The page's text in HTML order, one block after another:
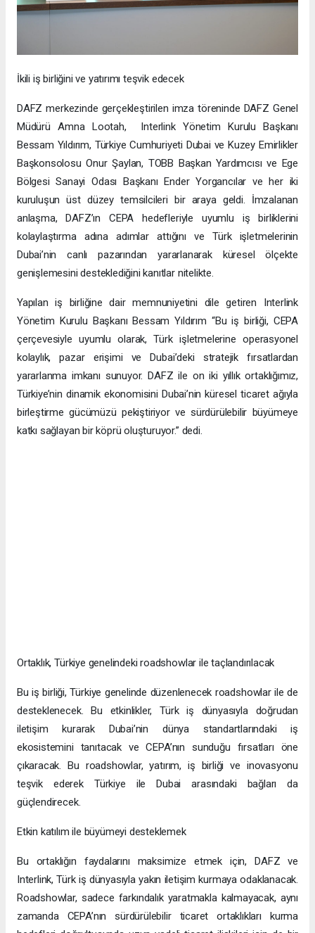
İkili iş birliğini ve yatırımı teşvik edecek
DAFZ merkezinde gerçekleştirilen imza töreninde DAFZ Genel
Müdürü Amna Lootah, Interlink Yönetim Kurulu Başkanı
Bessam Yıldırım, Türkiye Cumhuriyeti Dubai ve Kuzey Emirlikler
Başkonsolosu Onur Şaylan, TOBB Başkan Yardımcısı ve Ege
Bölgesi Sanayi Odası Başkanı Ender Yorgancılar ve her iki
kuruluşun üst düzey temsilcileri bir araya geldi. İmzalanan
anlaşma, DAFZ’ın CEPA hedefleriyle uyumlu iş birliklerini
kolaylaştırma adına adımlar attığını ve Türk işletmelerinin
Dubai’nin canlı pazarından yararlanarak küresel ölçekte
genişlemesini desteklediğini kanıtlar nitelikte.
Yapılan iş birliğine dair memnuniyetini dile getiren Interlink
Yönetim Kurulu Başkanı Bessam Yıldırım “Bu iş birliği, CEPA
çerçevesiyle uyumlu olarak, Türk işletmelerine operasyonel
kolaylık, pazar erişimi ve Dubai’deki stratejik fırsatlardan
yararlanma imkanı sunuyor. DAFZ ile on iki yıllık ortaklığımız,
Türkiye’nin dinamik ekonomisini Dubai’nin küresel ticaret ağıyla
birleştirme gücümüzü pekiştiriyor ve sürdürülebilir büyümeye
katkı sağlayan bir köprü oluşturuyor.” dedi.
Ortaklık, Türkiye genelindeki roadshowlar ile taçlandırılacak
Bu iş birliği, Türkiye genelinde düzenlenecek roadshowlar ile de
desteklenecek. Bu etkinlikler, Türk iş dünyasıyla doğrudan
iletişim kurarak Dubai’nin dünya standartlarındaki iş
ekosistemini tanıtacak ve CEPA’nın sunduğu fırsatları öne
çıkaracak. Bu roadshowlar, yatırım, iş birliği ve inovasyonu
teşvik ederek Türkiye ile Dubai arasındaki bağları da
güçlendirecek.
Etkin katılım ile büyümeyi desteklemek
Bu ortaklığın faydalarını maksimize etmek için, DAFZ ve
Interlink, Türk iş dünyasıyla yakın iletişim kurmaya odaklanacak.
Roadshowlar, sadece farkındalık yaratmakla kalmayacak, aynı
zamanda CEPA’nın sürdürülebilir ticaret ortaklıkları kurma